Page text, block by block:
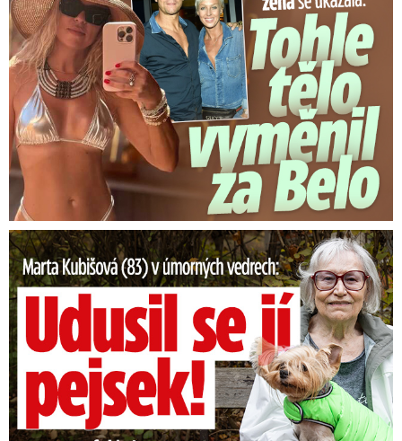
Marta Kubišová (83) v úmorných vedrech: Udusil se jí pejsek!